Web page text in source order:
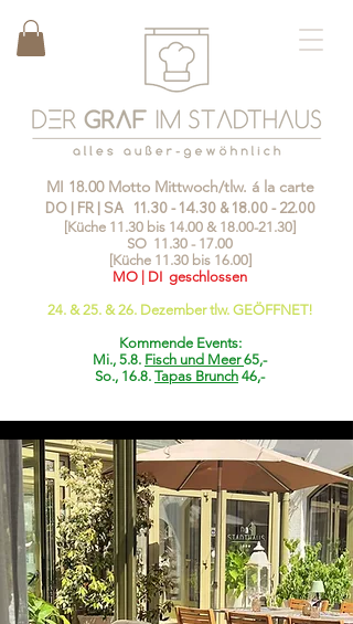
MI 18.00 Motto Mittwoch/tlw. á la carte
DO | FR | SA 11.30 - 14.30&18.00 - 22.00
[Küche 11.30 bis 14.00 & 18.00-21.30]
SO 11.30 - 17.00
[Küche 11.30 bis 16.00]
MO | DI geschlossen
24. & 25. & 26. Dezember tlw. GEÖFFNET!
Kommende Events:
Mi., 5.8. Fisch und Meer65,-
So., 16.8. Tapas Brunch 46,-